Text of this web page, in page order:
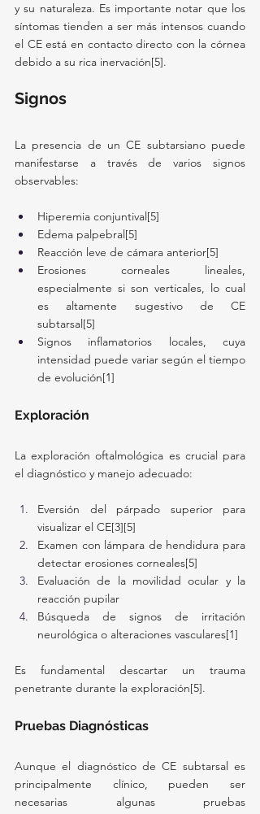
y su naturaleza. Es importante notar que los
síntomas tienden a ser más intensos cuando
el CE está en contacto directo con la córnea
debido a su rica inervación[5].
Signos
La presencia de un CE subtarsiano puede
manifestarse a través de varios signos
observables:
Hiperemia conjuntival[5]
Edema palpebral[5]
Reacción leve de cámara anterior[5]
Erosiones corneales lineales,
especialmente si son verticales, lo cual
es altamente sugestivo de CE
subtarsal[5]
Signos inflamatorios locales, cuya
intensidad puede variar según el tiempo
de evolución[1]
Exploración
La exploración oftalmológica es crucial para
el diagnóstico y manejo adecuado:
Eversión del párpado superior para
visualizar el CE[3][5]
Examen con lámpara de hendidura para
detectar erosiones corneales[5]
Evaluación de la movilidad ocular y la
reacción pupilar
Búsqueda de signos de irritación
neurológica o alteraciones vasculares[1]
Es fundamental descartar un trauma
penetrante durante la exploración[5].
Pruebas Diagnósticas
Aunque el diagnóstico de CE subtarsal es
principalmente clínico, pueden ser
necesarias algunas pruebas